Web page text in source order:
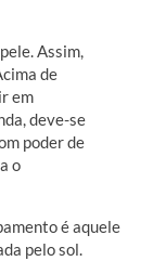
Assim,
de
em
deve-se
poder de
o
é aquele
pelo sol.